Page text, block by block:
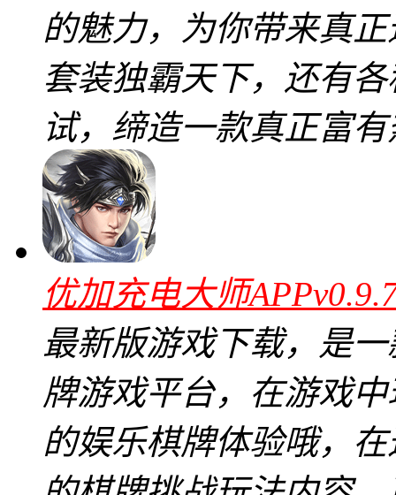
的魅力，为你带来真
套装独霸天下，还有
试，缔造一款真正富
优加充电大师
最新版游戏下载，是
牌游戏平台，在游戏
的娱乐棋牌体验哦，